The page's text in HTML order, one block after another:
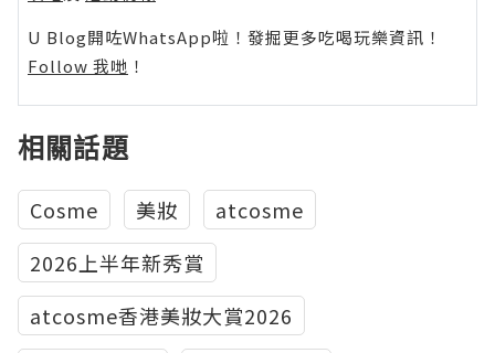
U Blog開咗WhatsApp啦！發掘更多吃喝玩樂資訊！
Follow 我哋 ！
相關話題
Cosme 美妝
atcosme
2026上半年新秀賞
atcosme香港美妝大賞2026